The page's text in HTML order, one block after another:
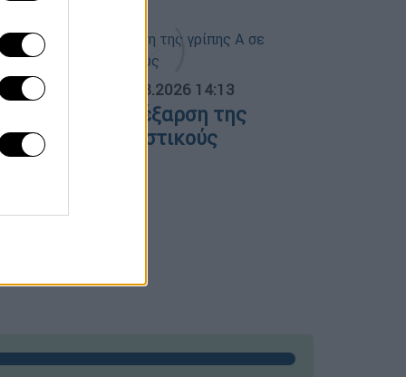
07.08.2026 14:13
για την έξαρση της
Α σε τουριστικούς